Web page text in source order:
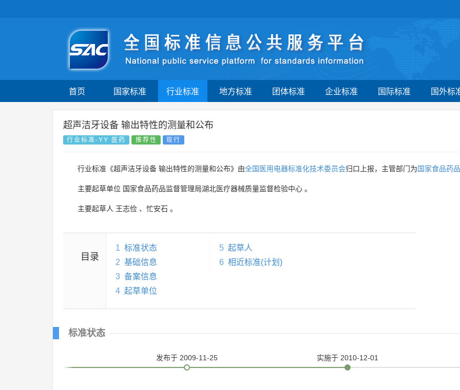
首页 国家标准 行业标准 地方标准 团体标准 企业标准 国际标准 国外标
超声洁牙设备 输出特性的测量和公布
行业标准-YY 医药 推荐性 现行
行业标准《超声洁牙设备 输出特性的测量和公布》由全国医用电器标准化技术委员会归口上报，主管部门为国家食品药
主要起草单位 国家食品药品监督管理局湖北医疗器械质量监督检验中心 。
主要起草人 王志俭 、 忙安石 。
目录
1 标准状态
2 基础信息
3 备案信息
4 起草单位
5 起草人
6 相近标准(计划)
标准状态
发布于 2009-11-25 实施于 2010-12-01